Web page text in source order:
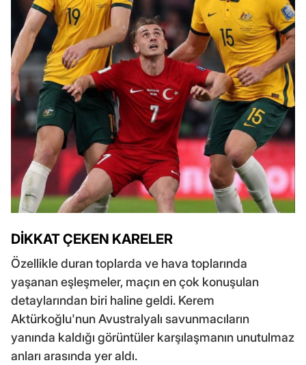
DİKKAT ÇEKEN KARELER
Özellikle duran toplarda ve hava toplarında
yaşanan eşleşmeler, maçın en çok konuşulan
detaylarından biri haline geldi. Kerem
Aktürkoğlu'nun Avustralyalı savunmacıların
yanında kaldığı görüntüler karşılaşmanın unutulmaz
anları arasında yer aldı.